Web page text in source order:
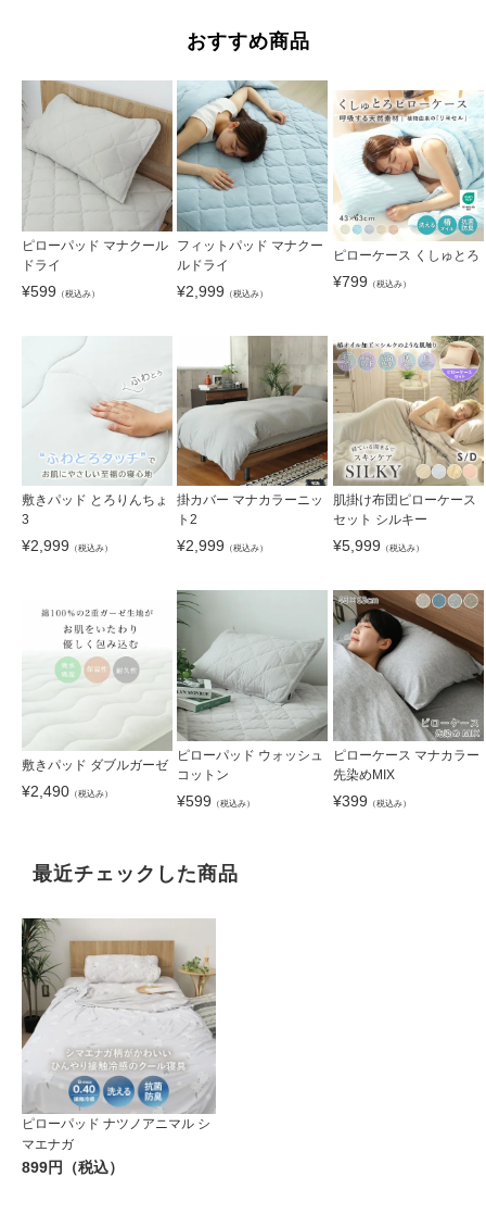
おすすめ商品
ピローパッド マナクール
ドライ
¥599 （税込み）
フィットパッド マナクー
ルドライ
¥2,999 （税込み）
ピローケース くしゅとろ
¥799 （税込み）
敷きパッド とろりんちょ
3
¥2,999 （税込み）
掛カバー マナカラーニッ
ト2
¥2,999 （税込み）
肌掛け布団ピローケース
セット シルキー
¥5,999 （税込み）
敷きパッド ダブルガーゼ
¥2,490 （税込み）
ピローパッド ウォッシュ
コットン
¥599 （税込み）
ピローケース マナカラー
先染めMIX
¥399 （税込み）
最近チェックした商品
ピローパッド ナツノアニマル シ
マエナガ
899円（税込）